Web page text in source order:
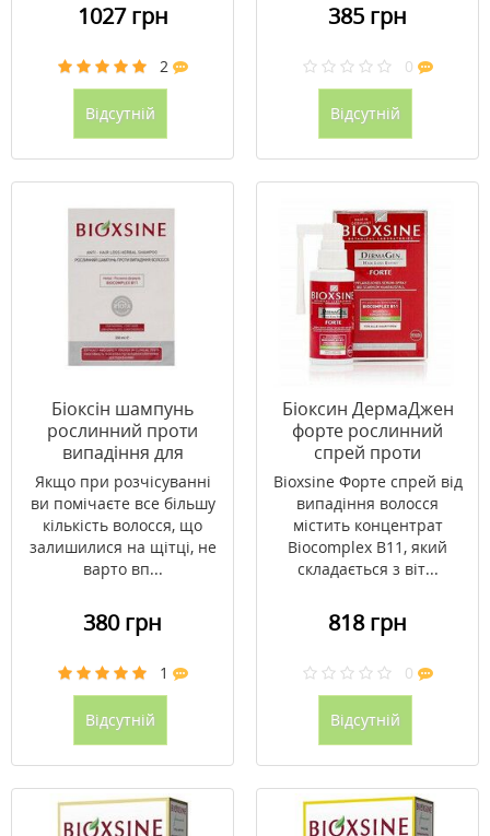
1027 грн
2
Відсутній
385 грн
0
Відсутній
Біоксін шампунь
рослинний проти
випадіння для
нормального і сухого
волосся 300 мл
Якщо при розчісуванні
ви помічаєте все більшу
кількість волосся, що
залишилися на щітці, не
варто вп...
380 грн
1
Відсутній
Біоксин ДермаДжен
форте рослинний
спрей проти
інтенсивного
випадання волосся 60
мл
Bioxsine Форте спрей від
випадіння волосся
містить концентрат
Biocomplex B11, який
складається з віт...
818 грн
0
Відсутній